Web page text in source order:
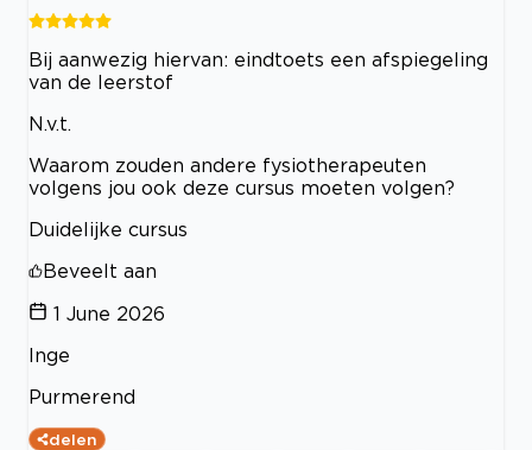
Bij aanwezig hiervan: eindtoets een afspiegeling
van de leerstof
N.v.t.
Waarom zouden andere fysiotherapeuten
volgens jou ook deze cursus moeten volgen?
Duidelijke cursus
Beveelt aan
1 June 2026
Inge
Purmerend
delen